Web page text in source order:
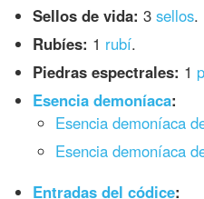
Sellos de vida: 3sellos.
Rubíes: 1 rubí.
Piedras espectrales: 1
Esencia demoníaca:
Esencia demoníaca
Esencia demoníaca
Entradas del códice: